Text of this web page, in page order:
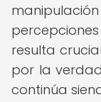
resulta
por la
continúa